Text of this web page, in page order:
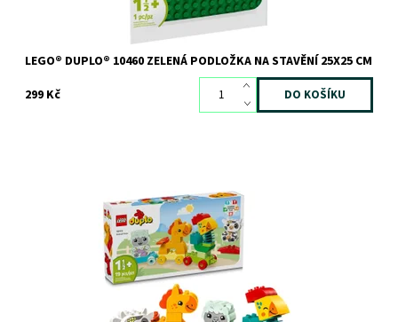
LEGO® DUPLO® 10460 ZELENÁ PODLOŽKA NA STAVĚNÍ 25X25 CM
299 Kč
Vláček z řady LEGO® DUPLO® pro batolata pomáhá rozvíjet jemné
motorické schopnosti
Skladem3 ks
11406
LEGO